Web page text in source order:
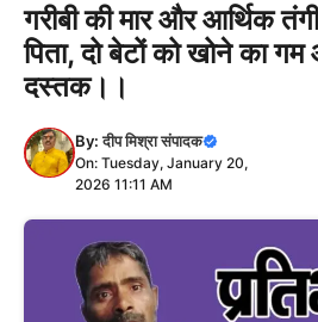
गरीबी की मार और आर्थिक
पिता, दो बेटों को खोने का गम
दस्तक।।
By:दीप मिश्रा संपादक
On: Tuesday, January 20,
2026 11:11 AM